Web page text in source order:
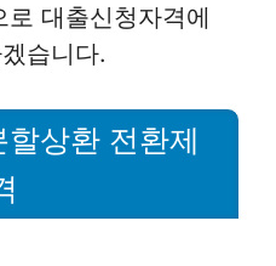
대출신청자격에
습니다.
상환 전환제